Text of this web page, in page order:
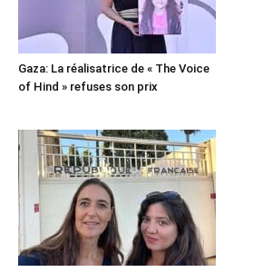
Gaza: La réalisatrice de « The Voice
of Hind » refuses son prix